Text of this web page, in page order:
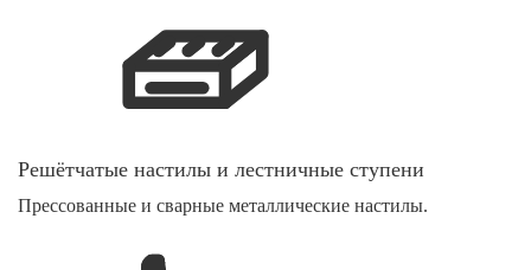
Решётчатые настилы и лестничные ступени
Прессованные и сварные металлические настилы.